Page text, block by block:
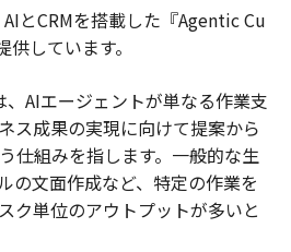
とCRMを搭載した『Agentic Cu
しています。
AIエージェントが単なる作業支
ス成果の実現に向けて提案から
仕組みを指します。一般的な生
の文面作成など、特定の作業を
ク単位のアウトプットが多いと